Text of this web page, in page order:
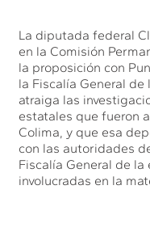
La diputada federal
en la Comisión
la proposición con
la Fiscalía General de
atraiga las
estatales que fueron
Colima, y que esa
con las autoridades
Fiscalía General de
involucradas en la